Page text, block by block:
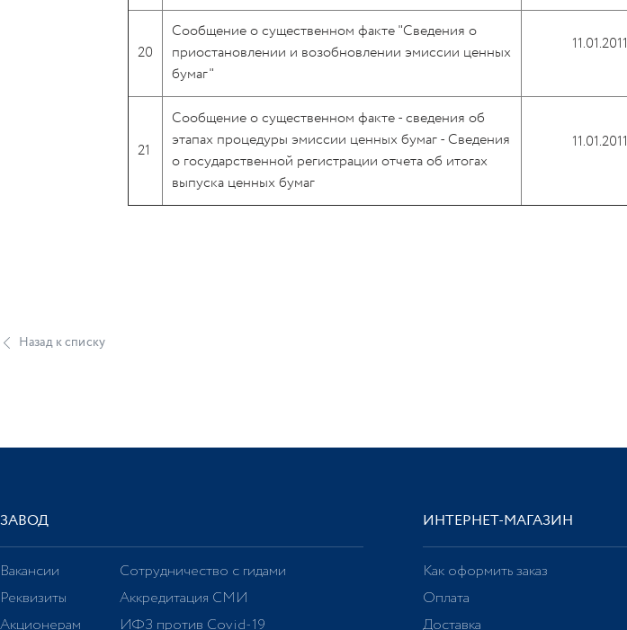
20
Сообщение о существенном факте "Сведения о
приостановлении и возобновлении эмиссии ценных
бумаг"
11.01.2011
21
Cообщение о существенном факте - сведения об
этапах процедуры эмиссии ценных бумаг - Сведения
о государственной регистрации отчета об итогах
выпуска ценных бумаг
11.01.2011
Назад к списку
ЗАВОД
Вакансии
Реквизиты
Акционерам
Сотрудничество с гидами
Аккредитация СМИ
ИФЗ против Covid-19
ИНТЕРНЕТ-МАГАЗИН
Как оформить заказ
Оплата
Доставка